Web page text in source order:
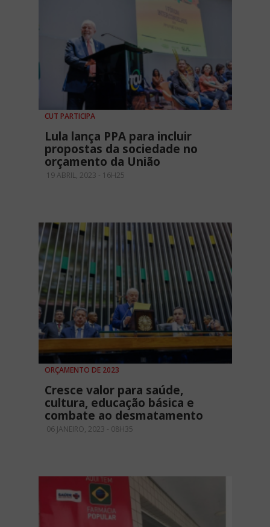
CUT PARTICIPA
Lula lança PPA para incluir
propostas da sociedade no
orçamento da União
19 ABRIL, 2023 - 16H25
ORÇAMENTO DE 2023
Cresce valor para saúde,
cultura, educação básica e
combate ao desmatamento
06 JANEIRO, 2023 - 08H35